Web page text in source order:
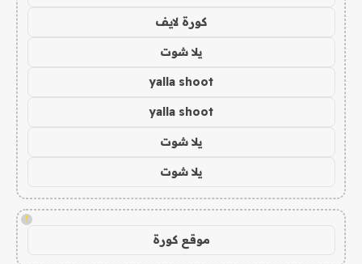
كورة لايف
يلا شوت
yalla shoot
yalla shoot
يلا شوت
يلا شوت
!
موقع كورة